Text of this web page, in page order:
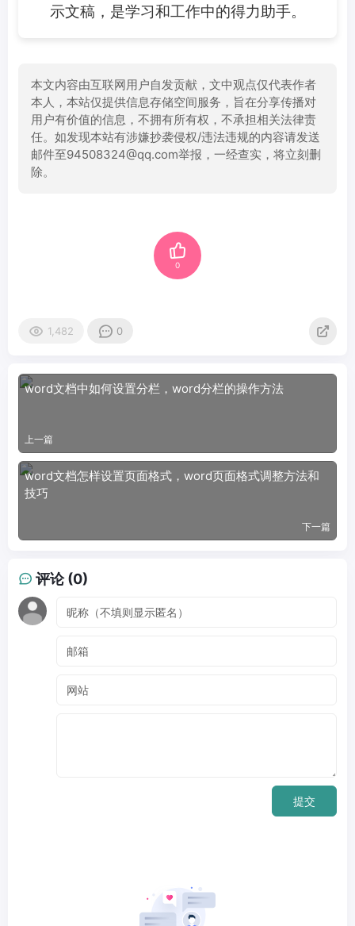
示文稿，是学习和工作中的得力助手。
本文内容由互联网用户自发贡献，文中观点仅代表作者
本人，本站仅提供信息存储空间服务，旨在分享传播对
用户有价值的信息，不拥有所有权，不承担相关法律责
任。如发现本站有涉嫌抄袭侵权/违法违规的内容请发送
邮件至94508324@qq.com举报，一经查实，将立刻删
除。
0
1,482 0
word文档中如何设置分栏，word分栏的操作方法
上一篇
word文档怎样设置页面格式，word页面格式调整方法和
技巧
下一篇
评论 (0)
提交